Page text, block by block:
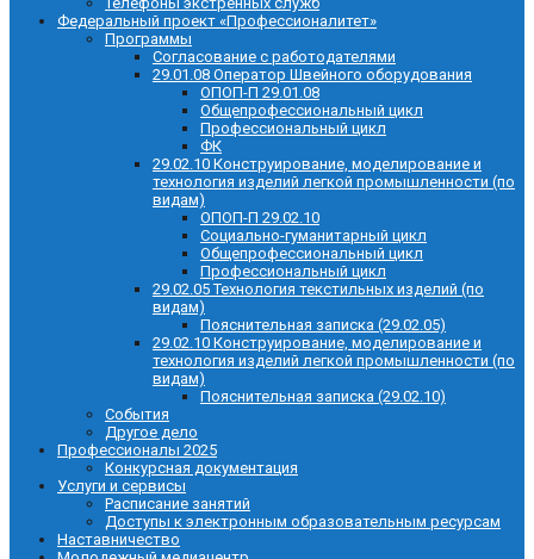
Федеральный проект «Профессионалитет»
Программы
Согласование с работодателями
29.01.08 Оператор Швейного оборудования
ОПОП-П 29.01.08
Общепрофессиональный цикл
Профессиональный цикл
ФК
29.02.10 Конструирование, моделирование и
технология изделий легкой промышленности (по
видам)
ОПОП-П 29.02.10
Социально-гуманитарный цикл
Общепрофессиональный цикл
Профессиональный цикл
29.02.05 Технология текстильных изделий (по
видам)
Пояснительная записка (29.02.05)
29.02.10 Конструирование, моделирование и
технология изделий легкой промышленности (по
видам)
Пояснительная записка (29.02.10)
События
Другое дело
Профессионалы 2025
Конкурсная документация
Услуги и сервисы
Расписание занятий
Доступы к электронным образовательным ресурсам
Наставничество